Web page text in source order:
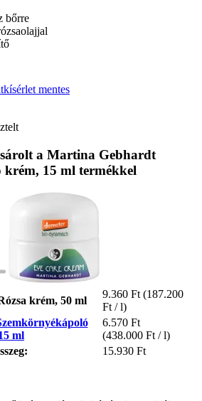
bőrre
mentes
a Martina Gebhardt
krém, 15 ml termékkel
krém, 50 ml
9.360 Ft (187.200
Ft / l)
ml
6.570 Ft
(438.000 Ft / l)
15.930 Ft